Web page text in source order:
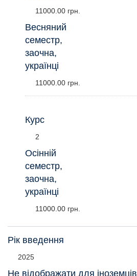
11000.00 грн.
Весняний
семестр,
заочна,
українці
11000.00 грн.
Курс
2
Осінній
семестр,
заочна,
українці
11000.00 грн.
Рік введення
2025
Не відображати для іноземців